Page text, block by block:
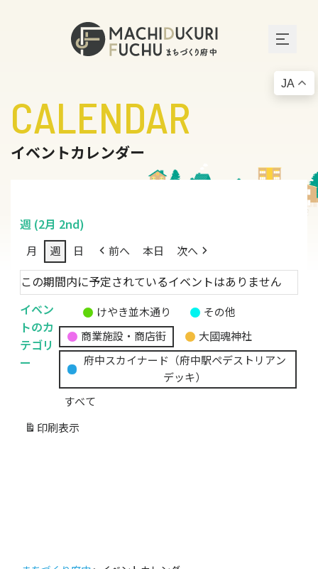
CALENDAR
イベントカレンダー
週 (2月 2nd)
月 週 日 前へ 本日 次へ
この期間内に予定されているイベントはありません
イベン
トのカ
テゴリ
ー
題
の
カ
テ
ゴ
リ
けやき並木通り
その他
商業施設・商店街
大國魂神社
府中スカイナード（府中駅ペデストリアン
デッキ）
すべて
印刷 表示
JA